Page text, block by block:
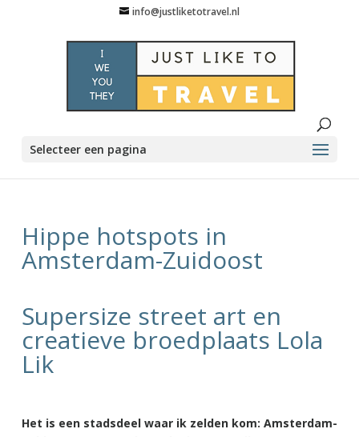
info@justliketotravel.nl
Selecteer een pagina
Hippe hotspots in
Amsterdam-Zuidoost
Supersize street art en
creatieve broedplaats Lola
Lik
Het is een stadsdeel waar ik zelden kom: Amsterdam-